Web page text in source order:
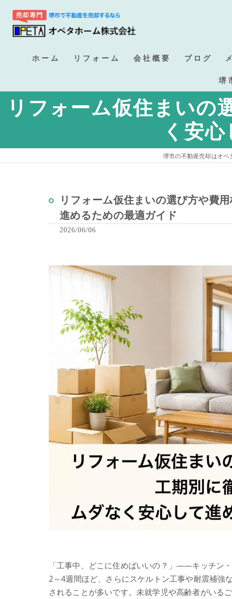
ホーム リフォーム
不動産売却
会社概要 ブログ
堺
リフォーム仮住まいの
く安
堺市の不動産売却はオペ
リフォーム仮住まいの選び方や費
進めるための最適ガイド
2026/06/06
「工事中、どこに住めばいいの？」——キッチン
2～4週間ほど、さらにスケルトン工事や耐震補強
されることが多いです。未就学児や高齢者がいる